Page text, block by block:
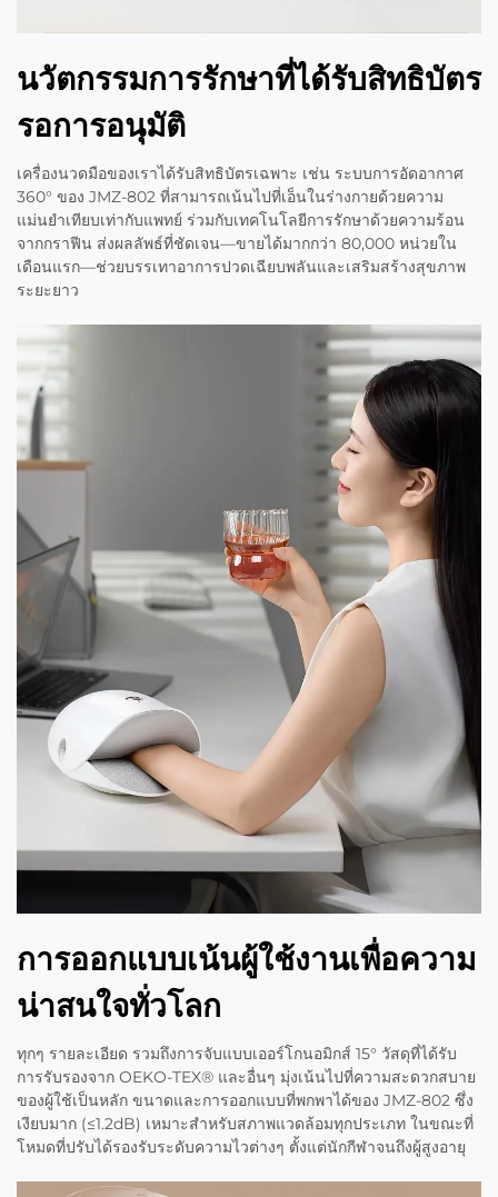
นวัตกรรมการรักษาที่ได้รับสิทธิบัตร
รอการอนุมัติ
เครื่องนวดมือของเราได้รับสิทธิบัตรเฉพาะ เช่น ระบบการอัดอากาศ
360° ของ JMZ-802 ที่สามารถเน้นไปที่เอ็นในร่างกายด้วยความ
แม่นยำเทียบเท่ากับแพทย์ ร่วมกับเทคโนโลยีการรักษาด้วยความร้อน
จากกราฟีน ส่งผลลัพธ์ที่ชัดเจน—ขายได้มากกว่า 80,000 หน่วยใน
เดือนแรก—ช่วยบรรเทาอาการปวดเฉียบพลันและเสริมสร้างสุขภาพ
ระยะยาว
การออกแบบเน้นผู้ใช้งานเพื่อความ
น่าสนใจทั่วโลก
ทุกๆ รายละเอียด รวมถึงการจับแบบเออร์โกนอมิกส์ 15° วัสดุที่ได้รับ
การรับรองจาก OEKO-TEX® และอื่นๆ มุ่งเน้นไปที่ความสะดวกสบาย
ของผู้ใช้เป็นหลัก ขนาดและการออกแบบที่พกพาได้ของ JMZ-802 ซึ่ง
เงียบมาก (≤1.2dB) เหมาะสำหรับสภาพแวดล้อมทุกประเภท ในขณะที่
โหมดที่ปรับได้รองรับระดับความไวต่างๆ ตั้งแต่นักกีฬาจนถึงผู้สูงอายุ